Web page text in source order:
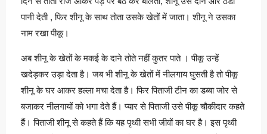
पानी देती , फिर शीनू के साथ तोता उसके खेतों में जाता। शीनू ने उसका
नाम रखा पीकू।
अब शीनू के खेतों के मकई के दाने तोते नहीं कुतर पाते । पीकू उन्हें
खदेड़कर उड़ा देता है। जब भी शीनू के खेतों में नीलगाय घुसती है तो पीकू
शीनू के घर आकर हल्ला मचा देता है। फिर पिताजी टीन का डब्बा जोर से
बजाकर नीलगायों को भगा देते हैं। प्यार से पिताजी उसे पीकू चौकीदार कहते
हैं। पिताजी शीनू से कहते हैं कि यह पृथ्वी सभी जीवों का घर है। इस पृथ्वी